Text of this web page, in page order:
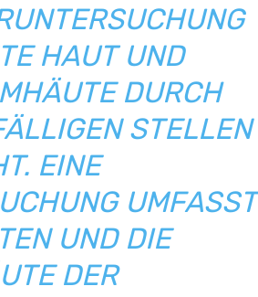
HAUT UND
DURCH
STELLEN
EINE
UMFASST
UND DIE
DER